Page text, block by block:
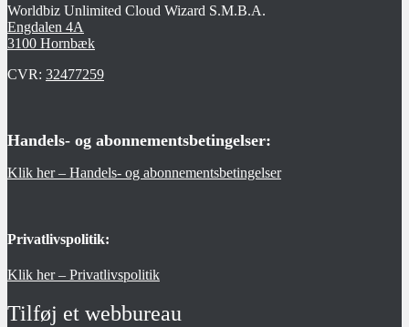
Worldbiz Unlimited Cloud Wizard S.M.B.A.
Engdalen 4A
3100 Hornbæk
CVR: 32477259
Handels- og abonnementsbetingelser:
Klik her – Handels- og abonnementsbetingelser
Privatlivspolitik:
Klik her – Privatlivspolitik
Tilføj et webbureau